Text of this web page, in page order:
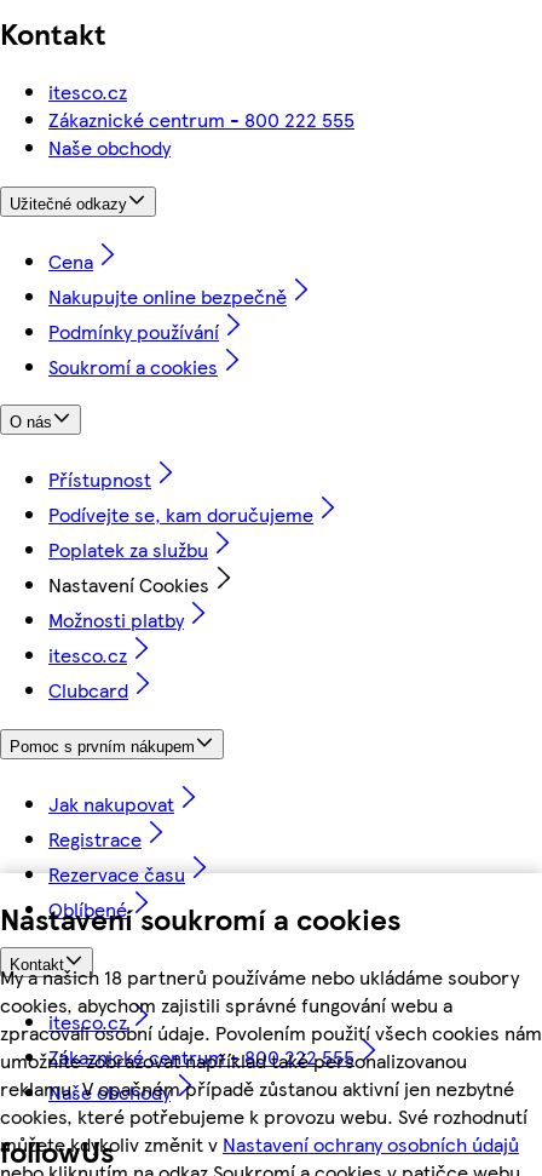
Nastavení soukromí a cookies
My a našich 18 partnerů používáme nebo ukládáme soubory
cookies, abychom zajistili správné fungování webu a
zpracovali osobní údaje. Povolením použití všech cookies nám
umožníte zobrazovat například také personalizovanou
reklamu. V opačném případě zůstanou aktivní jen nezbytné
cookies, které potřebujeme k provozu webu. Své rozhodnutí
můžete kdykoliv změnit v Nastavení ochrany osobních údajů
Kontakt
itesco.cz
Zákaznické centrum - 800 222 555
Naše obchody
Užitečné odkazy
Cena
Nakupujte online bezpečně
Podmínky používání
Soukromí a cookies
O nás
Přístupnost
Podívejte se, kam doručujeme
Poplatek za službu
Nastavení Cookies
Možnosti platby
itesco.cz
Clubcard
Pomoc s prvním nákupem
Jak nakupovat
Registrace
Rezervace času
Oblíbené
Kontakt
itesco.cz
Zákaznické centrum - 800 222 555
Naše obchody
followUs